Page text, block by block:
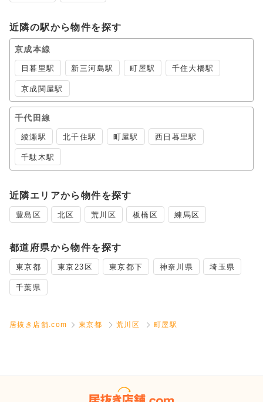
近隣の駅から物件を探す
京成本線
日暮里駅 新三河島駅 町屋駅 千住大橋駅
京成関屋駅
千代田線
綾瀬駅 北千住駅 町屋駅 西日暮里駅
千駄木駅
近隣エリアから物件を探す
豊島区 北区 荒川区 板橋区 練馬区
都道府県から物件を探す
東京都 東京23区 東京都下 神奈川県 埼玉県
千葉県
居抜き店舗.com 東京都 荒川区 町屋駅